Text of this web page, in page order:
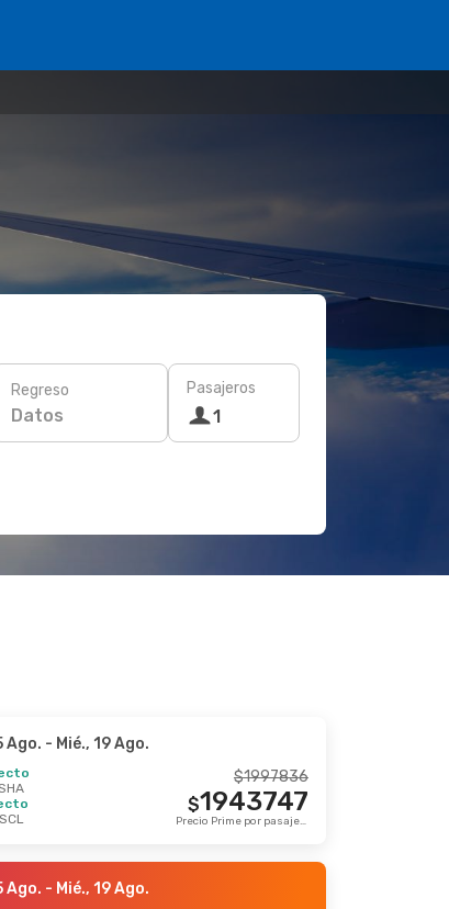
Regreso
Datos
Pasajeros
1
Ago. - Mié., 19 Ago.
1997836
$
1943747
$
Precio Prime por pasajero
Ago. - Mié., 19 Ago.